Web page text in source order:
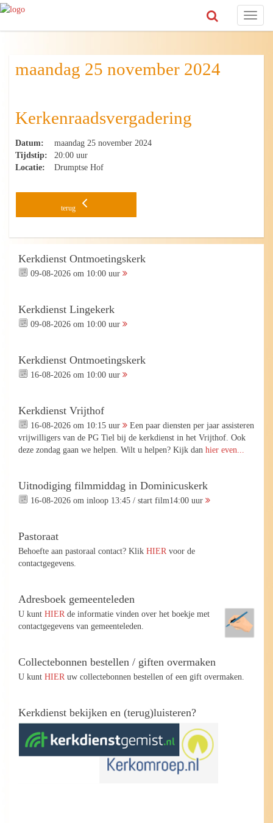
Toggle
maandag 25 november 2024
Kerkenraadsvergadering
Datum:
maandag 25 november 2024
Tijdstip:
20:00 uur
Locatie:
Drumptse Hof
terug
Kerkdienst Ontmoetingskerk
09-08-2026 om 10:00 uur
Kerkdienst Lingekerk
09-08-2026 om 10:00 uur
Kerkdienst Ontmoetingskerk
16-08-2026 om 10:00 uur
Kerkdienst Vrijthof
16-08-2026 om 10:15 uur
Een paar diensten per jaar assisteren
vrijwilligers van de PG Tiel bij de kerkdienst in het Vrijthof. Ook
deze zondag gaan we helpen. Wilt u helpen? Kijk dan hier even...
Uitnodiging filmmiddag in Dominicuskerk
16-08-2026 om inloop 13:45 / start film14:00 uur
Pastoraat
Behoefte aan pastoraal contact? Klik HIER voor de
contactgegevens.
Adresboek gemeenteleden
U kunt HIER de informatie vinden over het boekje met
contactgegevens van gemeenteleden.
Collectebonnen bestellen / giften overmaken
U kunt HIER uw collectebonnen bestellen of een gift overmaken.
Kerkdienst bekijken en (terug)luisteren?